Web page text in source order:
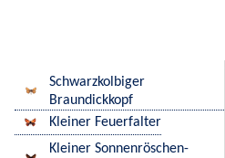
Schwarzkolbiger
Braundickkopf
Kleiner Feuerfalter
Kleiner Sonnenröschen-